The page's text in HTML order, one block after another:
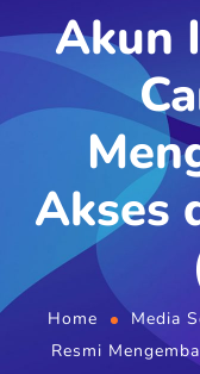
Akun
Akses
Home Media
Resmi